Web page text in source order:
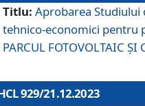
Titlu: Aprobarea Studiului
tehnico-economici pentru
PARCUL FOTOVOLTAIC ȘI
929/21.12.2023